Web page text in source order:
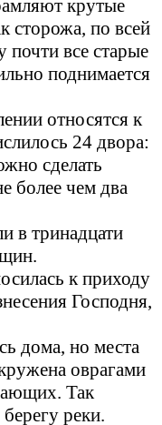
крутые
сторожа, по всей
почти все старые
поднимается
относятся к
24 двора:
сделать
более чем два
в тринадцати
к приходу
Господня,
дома, но места
оврагами
Так
реки.